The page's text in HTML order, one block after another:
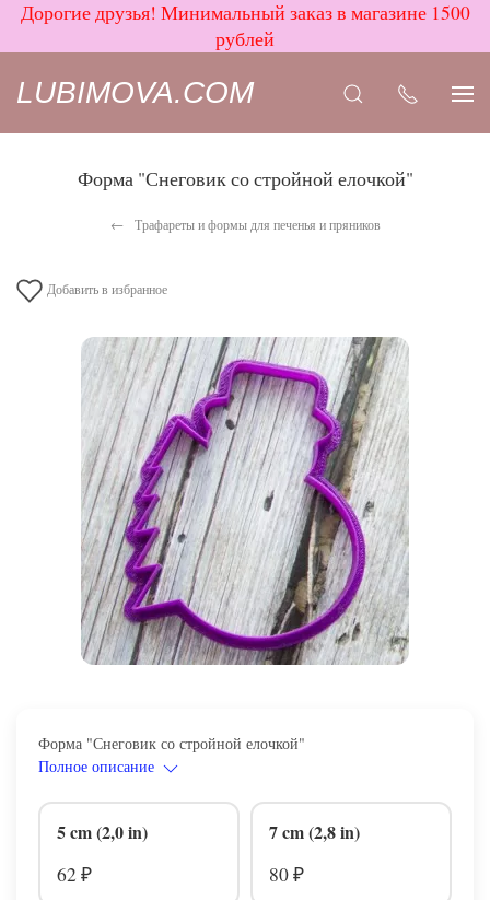
Дорогие друзья! Минимальный заказ в магазине 1500
рублей
LUBIMOVA.COM
Форма "Снеговик со стройной елочкой"
Трафареты и формы для печенья и пряников
Добавить в избранное
Форма "Снеговик со стройной елочкой"
Полное описание
5 cm (2,0 in)
62 ₽
7 cm (2,8 in)
80 ₽